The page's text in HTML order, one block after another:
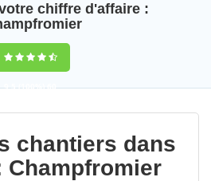
chiffre d'affaire :
9,5(100%)60
votes
chantiers dans